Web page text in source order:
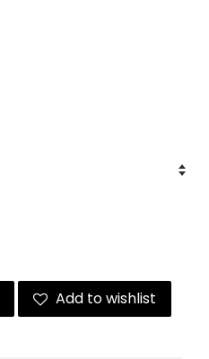
Add to wishlist